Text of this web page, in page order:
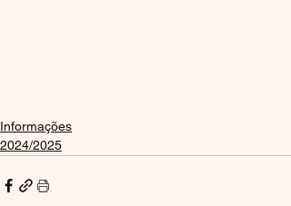
Informações
2024/2025